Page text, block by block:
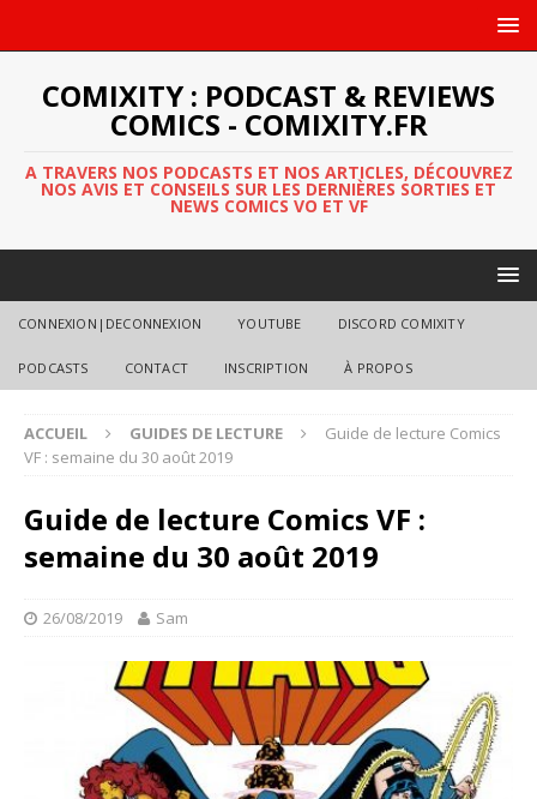
COMIXITY : PODCAST & REVIEWS
COMICS - COMIXITY.FR
A TRAVERS NOS PODCASTS ET NOS ARTICLES, DÉCOUVREZ
NOS AVIS ET CONSEILS SUR LES DERNIÈRES SORTIES ET
NEWS COMICS VO ET VF
CONNEXION|DECONNEXION YOUTUBE DISCORD COMIXITY
PODCASTS CONTACT INSCRIPTION À PROPOS
ACCUEIL GUIDES DE LECTURE
Guide de lecture Comics
VF : semaine du 30 août 2019
Guide de lecture Comics VF :
semaine du 30 août 2019
26/08/2019 Sam